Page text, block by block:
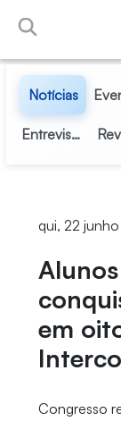
Pular para o
Notícias
Entrevistas
qui, 22
em
Congresso